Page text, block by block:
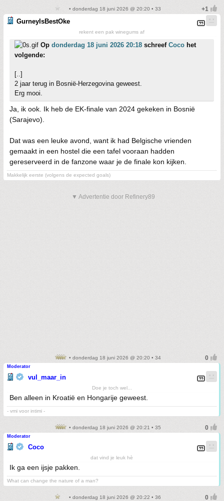
• donderdag 18 juni 2026 @ 20:20 • 33
GurneyIsBestOke
rekent een pak winegums af
Op donderdag 18 juni 2026 20:18 schreef Coco het
volgende:
[..]
2 jaar terug in Bosnië-Herzegovina geweest.
Erg mooi.
Ja, ik ook. Ik heb de EK-finale van 2024 gekeken in Bosnië
(Sarajevo).
Dat was een leuke avond, want ik had Belgische vrienden
gemaakt in een hostel die een tafel vooraan hadden
gereserveerd in de fanzone waar je de finale kon kijken.
Makkelijk eerste (volgens de expected goals)
▼ Advertentie door Refinery89
• donderdag 18 juni 2026 @ 20:20 • 34
Moderator
vul_maar_in
Doe je toch wel...
Ben alleen in Kroatië en Hongarije geweest.
- vmi voor intimi -
• donderdag 18 juni 2026 @ 20:21 • 35
Moderator
Coco
dat vind je leuk hè
Ik ga een ijsje pakken.
What can change the nature of a man?
• donderdag 18 juni 2026 @ 20:22 • 36